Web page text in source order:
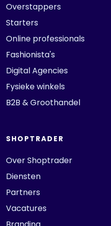
Overstappers
Starters
Online professionals
Fashionista's
Digital Agencies
Fysieke winkels
B2B & Groothandel
SHOPTRADER
Over Shoptrader
Diensten
Partners
Vacatures